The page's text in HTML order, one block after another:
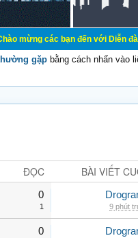
bạn đến với Diễn đàn Cơ Điện
gặp bằng cách nhấn vào
ĐỌC BÀI VIẾT
0
1 9 phút
0